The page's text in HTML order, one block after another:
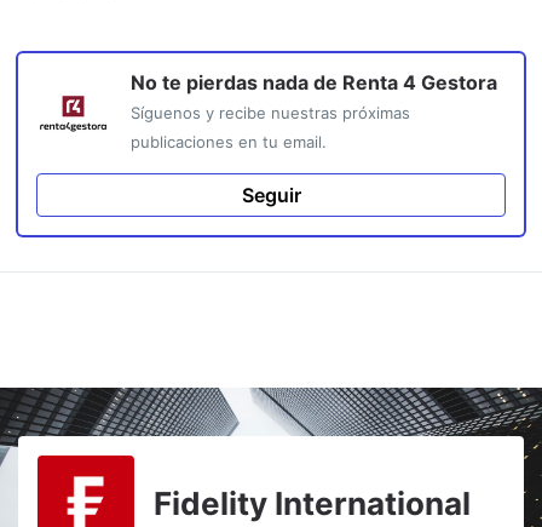
No te pierdas nada de Renta 4 Gestora
Síguenos y recibe nuestras próximas
publicaciones en tu email.
Seguir
Fidelity International